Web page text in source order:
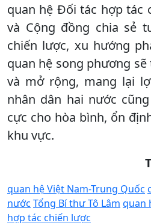
quan hệ Đối tác hợp tác
và Cộng đồng chia sẻ
chiến lược, xu hướng
quan hệ song phương
và mở rộng, mang lại
nhân dân hai nước
cực cho hòa bình, ổn
khu vực.
quan hệ Việt Nam-Trung Quốc
nước Tổng Bí thư Tô Lâm quan
hợp tác chiến lược